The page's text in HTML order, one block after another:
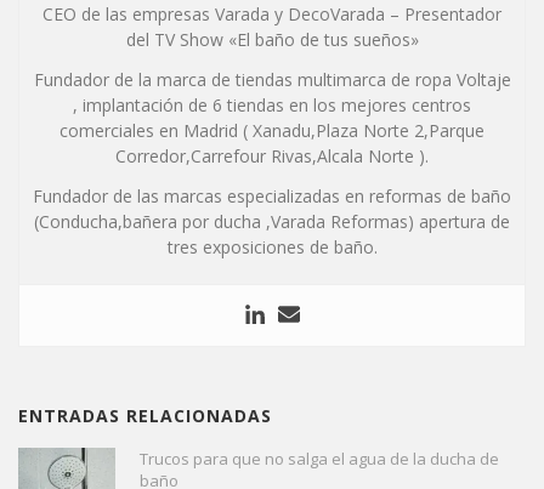
CEO de las empresas Varada y DecoVarada – Presentador
del TV Show «El baño de tus sueños»
Fundador de la marca de tiendas multimarca de ropa Voltaje
, implantación de 6 tiendas en los mejores centros
comerciales en Madrid ( Xanadu,Plaza Norte 2,Parque
Corredor,Carrefour Rivas,Alcala Norte ).
Fundador de las marcas especializadas en reformas de baño
(Conducha,bañera por ducha ,Varada Reformas) apertura de
tres exposiciones de baño.
ENTRADAS RELACIONADAS
Trucos para que no salga el agua de la ducha de
baño